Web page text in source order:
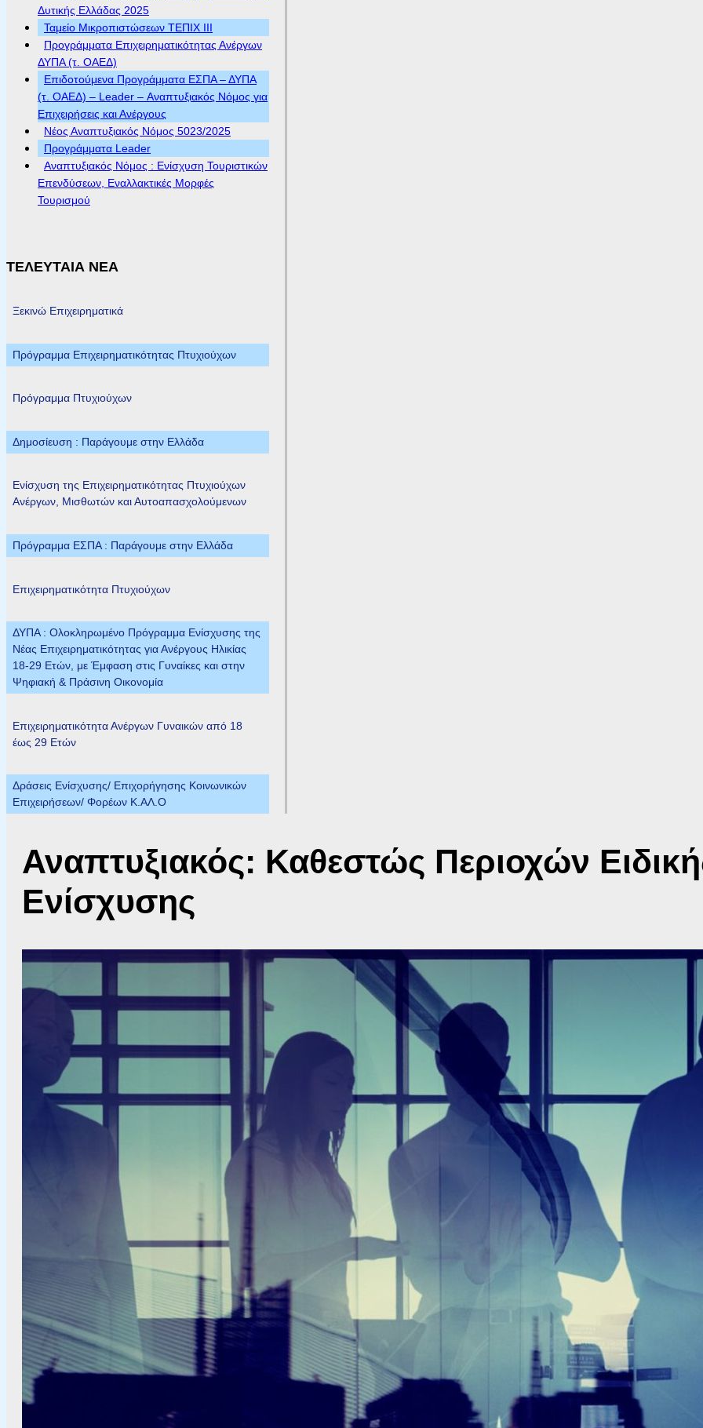
Δυτικής Ελλάδας 2025
Ταμείο Μικροπιστώσεων ΤΕΠΙΧ ΙΙΙ
Προγράμματα Επιχειρηματικότητας Ανέργων
ΔΥΠΑ (τ. ΟΑΕΔ)
Επιδοτούμενα Προγράμματα ΕΣΠΑ – ΔΥΠΑ
(τ. ΟΑΕΔ) – Leader – Αναπτυξιακός Νόμος για
Επιχειρήσεις και Ανέργους
Νέος Αναπτυξιακός Νόμος 5023/2025
Προγράμματα Leader
Αναπτυξιακός Νόμος : Ενίσχυση Τουριστικών
Επενδύσεων, Εναλλακτικές Μορφές
Τουρισμού
ΤΕΛΕΥΤΑΙΑ ΝΕΑ
Ξεκινώ Επιχειρηματικά
Πρόγραμμα Επιχειρηματικότητας Πτυχιούχων
Πρόγραμμα Πτυχιούχων
Δημοσίευση : Παράγουμε στην Ελλάδα
Ενίσχυση της Επιχειρηματικότητας Πτυχιούχων
Ανέργων, Μισθωτών και Αυτοαπασχολούμενων
Πρόγραμμα ΕΣΠΑ : Παράγουμε στην Ελλάδα
Επιχειρηματικότητα Πτυχιούχων
ΔΥΠΑ : Ολοκληρωμένο Πρόγραμμα Ενίσχυσης της
Νέας Επιχειρηματικότητας για Ανέργους Ηλικίας
18-29 Ετών, με Έμφαση στις Γυναίκες και στην
Ψηφιακή & Πράσινη Οικονομία
Επιχειρηματικότητα Ανέργων Γυναικών από 18
έως 29 Ετών
Δράσεις Ενίσχυσης/ Επιχορήγησης Κοινωνικών
Επιχειρήσεων/ Φορέων Κ.ΑΛ.Ο
Αναπτυξιακός: Καθεστώς Περιοχών
Ενίσχυσης